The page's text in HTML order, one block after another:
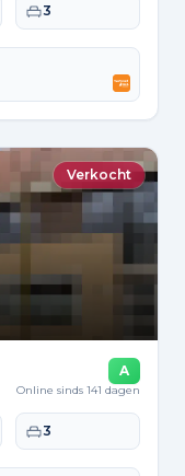
Slaapkamers
3
Verkocht
A
Online sinds 141 dagen
Slaapkamers
3